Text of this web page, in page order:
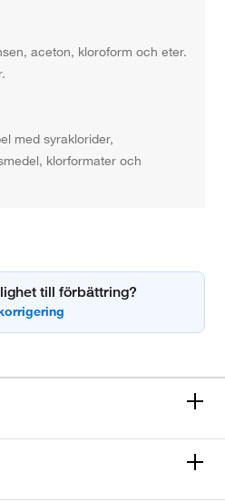
aceton, kloroform och eter.
med syraklorider,
klorformater och
till förbättring?